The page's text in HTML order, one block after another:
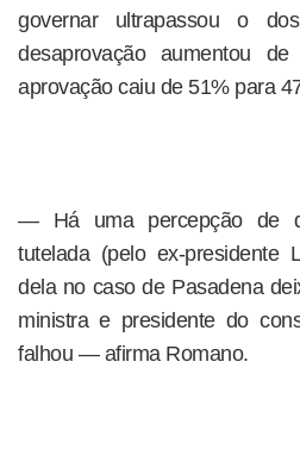
governar ultrapassou o
desaprovação aumentou
aprovação caiu de 51% para
— Há uma percepção de
tutelada (pelo ex-presidente
dela no caso de Pasadena
ministra e presidente do
falhou — afirma Romano.